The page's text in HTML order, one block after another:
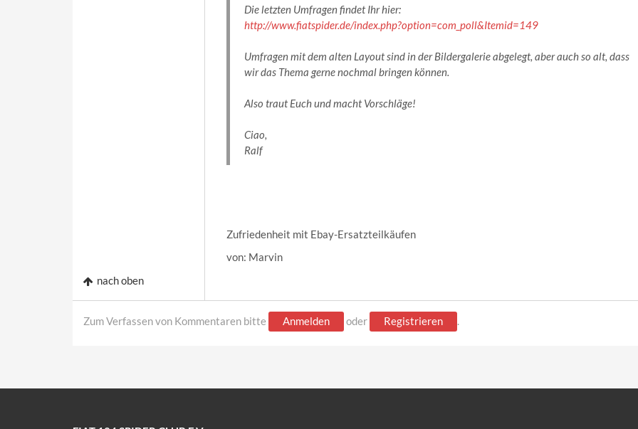
Die letzten Umfragen findet Ihr hier:
http://www.fiatspider.de/index.php?option=com_poll&Itemid=149
Umfragen mit dem alten Layout sind in der Bildergalerie abgelegt, aber auch so alt, dass
wir das Thema gerne nochmal bringen können.
Also traut Euch und macht Vorschläge!
Ciao,
Ralf
Zufriedenheit mit Ebay-Ersatzteilkäufen
von: Marvin
nach oben
Zum Verfassen von Kommentaren bitte Anmelden oder Registrieren .